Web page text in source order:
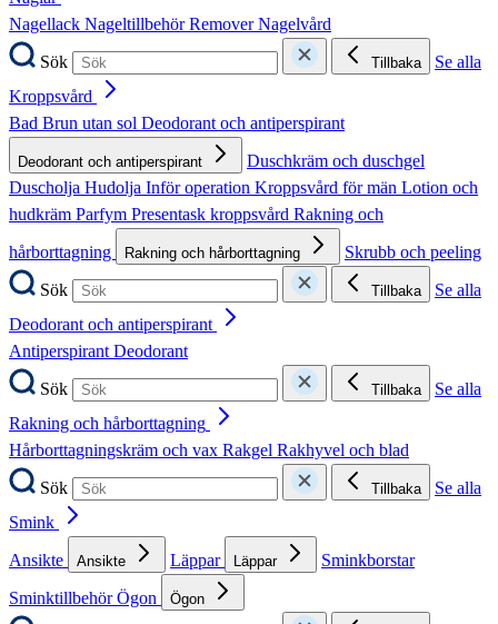
Nagellack NageltillbehörRemoverNagelvård
Sök
Tillbaka
Se alla
Kroppsvård
Bad Brun utan sol Deodorant och antiperspirant
Deodorant och antiperspirant
Duschkräm och duschgel
Duscholja Hudolja Inför operation Kroppsvård för män Lotion och
hudkräm Parfym Presentask kroppsvård Rakning och
hårborttagning
Rakning och hårborttagning
Skrubb och peeling
Sök
Tillbaka
Se alla
Deodorant och antiperspirant
AntiperspirantDeodorant
Sök
Tillbaka
Se alla
Rakning och hårborttagning
Hårborttagningskräm och vax Rakgel Rakhyvel och blad
Sök
Tillbaka
Se alla
Smink
Ansikte
Ansikte Läppar Läppar
Sminkborstar
SminktillbehörÖgon Ögon